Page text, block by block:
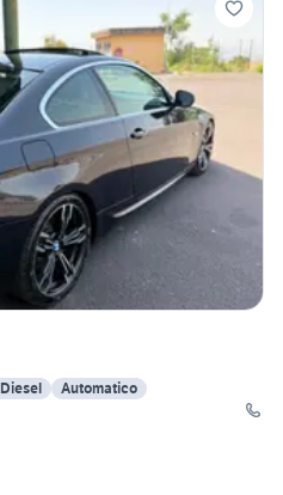
Diesel
Automatico